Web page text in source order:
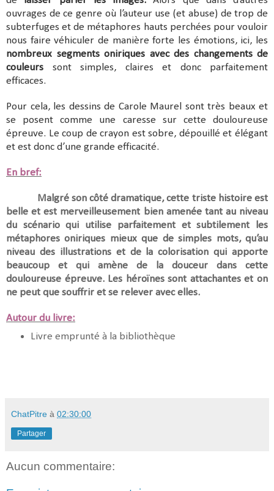
ouvrages de ce genre où l’auteur use (et abuse) de trop de
subterfuges et de métaphores hauts perchées pour vouloir
nous faire véhiculer de manière forte les émotions, ici, les
nombreux segments oniriques avec des changements de
couleurs sont simples, claires et donc parfaitement
efficaces.
Pour cela, les dessins de Carole Maurel sont très beaux et
se posent comme une caresse sur cette douloureuse
épreuve. Le coup de crayon est sobre, dépouillé et élégant
et est donc d’une grande efficacité.
En bref:
Malgré son côté dramatique, cette triste histoire est
belle et est merveilleusement bien amenée tant au niveau
du scénario qui utilise parfaitement et subtilement les
métaphores oniriques mieux que de simples mots, qu’au
niveau des illustrations et de la colorisation qui apporte
beaucoup et qui amène de la douceur dans cette
douloureuse épreuve. Les héroïnes sont attachantes et on
ne peut que souffrir et se relever avec elles.
Autour du livre:
Livre emprunté à la bibliothèque
ChatPitre à 02:30:00
Partager
Aucun commentaire: